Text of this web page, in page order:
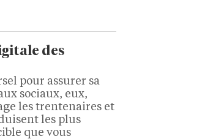
des
pour assurer sa
sociaux, eux,
les trentenaires et
les plus
que vous